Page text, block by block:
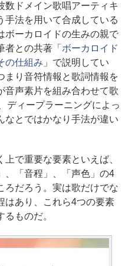
数ドメイン歌唱アーティキ
手法を用いて合成している
ボーカロイドの生みの親で
者との共著「 ボーカロイド
の仕組み 」で説明してい
まり音符情報と歌詞情報を
音声素片を組み合わせて歌
ディープラーニングによっ
なとではかなり手法が違い
で重要な要素といえば、
、「音程」、「声色」の4
ろだろう。実は歌だけでな
はあり、これら4つの要素
ものだ。